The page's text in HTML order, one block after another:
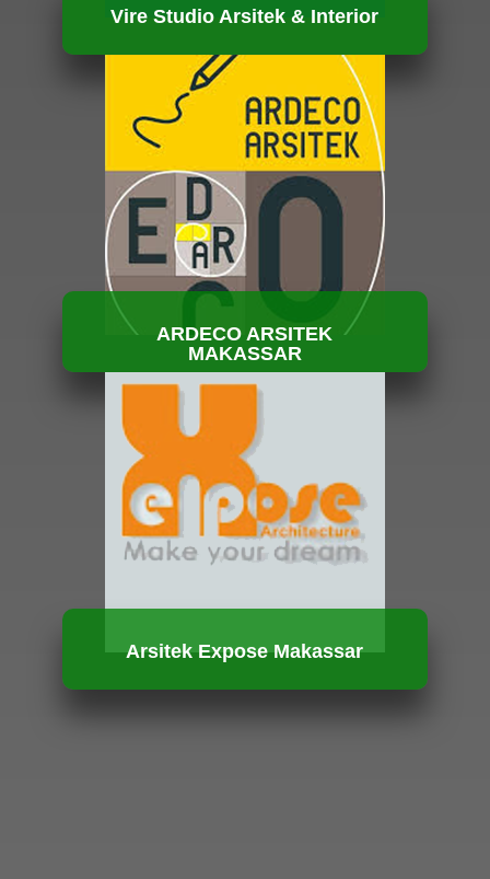
Vire Studio Arsitek & Interior
HUBUNGI KAMI
ARDECO ARSITEK
MAKASSAR
HUBUNGI KAMI
Arsitek Expose Makassar